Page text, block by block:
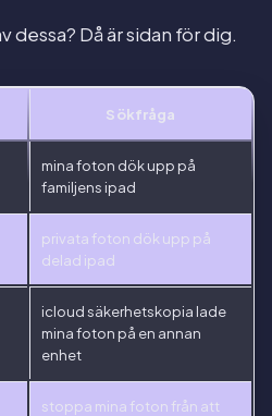
dessa? Då är sidan för dig.
Sökfråga
mina foton dök upp på
familjens ipad
privata foton dök upp på
delad ipad
icloud säkerhetskopia lade
mina foton på en annan
enhet
stoppa mina foton från att